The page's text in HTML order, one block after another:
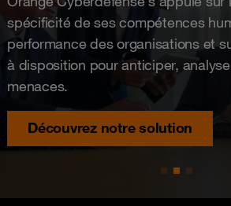
spécificité de ses compétences
performance des organisations et
à disposition pour anticiper,
menaces.
Découvrez notre solution